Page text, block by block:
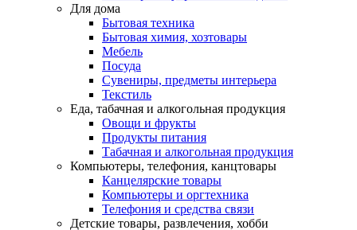
Для дома
Бытовая техника
Бытовая химия, хозтовары
Мебель
Посуда
Сувениры, предметы интерьера
Текстиль
Еда, табачная и алкогольная продукция
Овощи и фрукты
Продукты питания
Табачная и алкогольная продукция
Компьютеры, телефония, канцтовары
Канцелярские товары
Компьютеры и оргтехника
Телефония и средства связи
Детские товары, развлечения, хобби